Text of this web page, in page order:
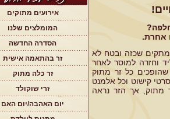
אחרת.
שכזה ובטח לא
וחזרה למוסר לאחר
כל זר מתוק
קישוט וכל אלמנט
מתוק, אך הזר נראה
אירועים מתוקים
המומלצים שלנו
הסדרה החדשה
זר בהתאמה אישית
זר כלה מתוק
זרי שוקולד
יום האהבה/יום האם